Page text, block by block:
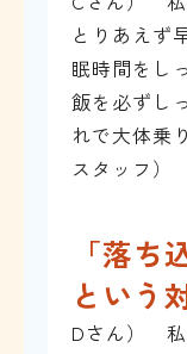
とりあえず
眠時間をし
飯を必ずし
れで大体乗
スタッフ）
「落ち
という
Dさん） 私